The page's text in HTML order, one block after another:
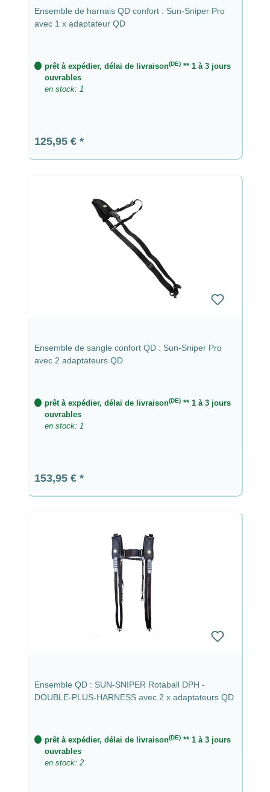
Ensemble de harnais QD confort : Sun-Sniper Pro
avec 1 x adaptateur QD
prêt à expédier, délai de livraison(DE)** 1 à 3 jours
ouvrables
en stock: 1
Prix régulier :
125,95 €
Ensemble de sangle confort QD : Sun-Sniper Pro
avec 2 adaptateurs QD
prêt à expédier, délai de livraison(DE)** 1 à 3 jours
ouvrables
en stock: 1
Prix régulier :
153,95 €
Ensemble QD : SUN-SNIPER Rotaball DPH -
DOUBLE-PLUS-HARNESS avec 2 x adaptateurs QD
prêt à expédier, délai de livraison(DE)** 1 à 3 jours
ouvrables
en stock: 2